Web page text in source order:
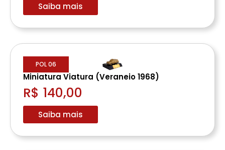
Saiba mais
POL 06
Miniatura Viatura (Veraneio 1968)
R$ 140,00
Saiba mais